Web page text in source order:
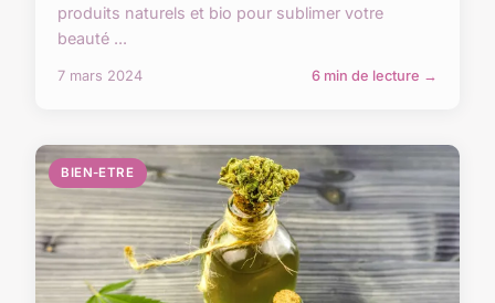
produits naturels et bio pour sublimer votre
beauté ...
7 mars 2024 6 min de lecture →
BIEN-ETRE